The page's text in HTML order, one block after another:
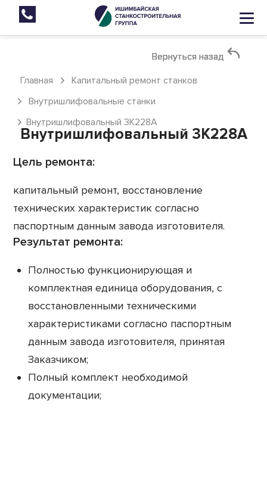
Вернуться назад
Главная
Вернуться назад
Капитальный ремонт станков
Вернуться назад
Внутришлифовальные станки
Внутришлифовальный 3К228А
Внутришлифовальный 3К228А
Цель ремонта:
капитальный ремонт, восстановление
технических характеристик согласно
паспортным данным завода изготовителя.
Результат ремонта:
Полностью функционирующая и
комплектная единица оборудования, с
восстановленными техническими
характеристиками согласно паспортным
данным завода изготовителя, принятая
Заказчиком;
Полный комплект необходимой
документации;